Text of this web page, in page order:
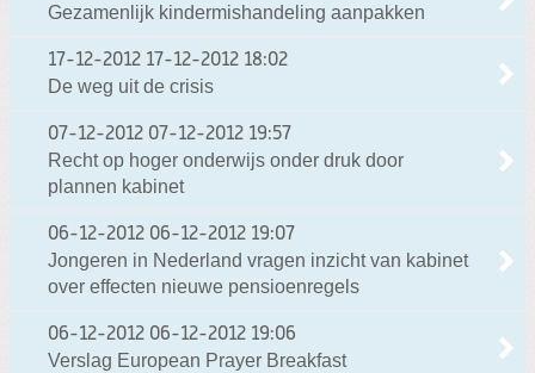
Gezamenlijk kindermishandeling aanpakken
17-12-2012 17-12-2012 18:02
De weg uit de crisis
07-12-2012 07-12-2012 19:57
Recht op hoger onderwijs onder druk door
plannen kabinet
06-12-2012 06-12-2012 19:07
Jongeren in Nederland vragen inzicht van kabinet
over effecten nieuwe pensioenregels
06-12-2012 06-12-2012 19:06
Verslag European Prayer Breakfast